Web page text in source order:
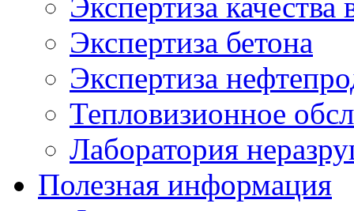
Экспертиза бетона
Экспертиза
Тепловизионное
Лаборатория
Полезная информация